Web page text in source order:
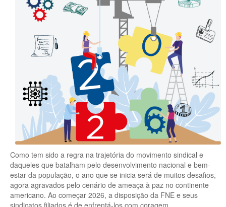
Como tem sido a regra na trajetória do movimento sindical e
daqueles que batalham pelo desenvolvimento nacional e bem-
estar da população, o ano que se inicia será de muitos desafios,
agora agravados pelo cenário de ameaça à paz no continente
americano. Ao começar 2026, a disposição da FNE e seus